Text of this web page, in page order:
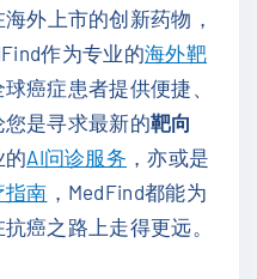
海外上市的创新药物，
作为专业的海外靶
癌症患者提供便捷、
您是寻求最新的靶向
的AI问诊服务 ，亦或是
指南 ，MedFind都能为
癌之路上走得更远。